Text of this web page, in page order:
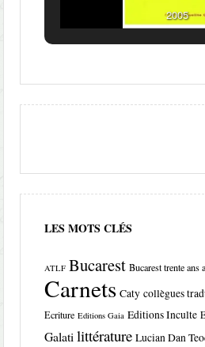
2005
LES MOTS CLÉS
ATLF Bucarest Bucarest trente ans
Carnets Caty collègues
Ecriture Editions Gaia Editions Inculte
Galati littérature Lucian Dan